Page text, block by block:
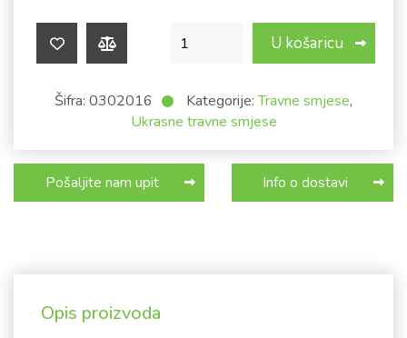
Travna smjesa Lana @ 10kg količina
U košaricu
Šifra: 0302016 Kategorije:Travne smjese,
Ukrasne travne smjese
Pošaljite nam upit Info o dostavi
Opis proizvoda